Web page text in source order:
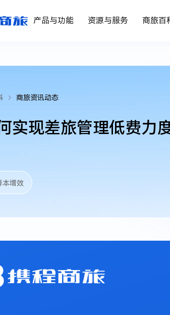
产品与功能 资源与服务 商旅百
商旅资讯动态
实现差旅管理低费力
本增效